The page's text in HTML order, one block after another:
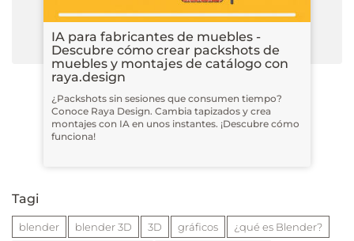
IA para fabricantes de muebles -
Descubre cómo crear packshots de
muebles y montajes de catálogo con
raya.design
¿Packshots sin sesiones que consumen tiempo?
Conoce Raya Design. Cambia tapizados y crea
montajes con IA en unos instantes. ¡Descubre cómo
funciona!
Tagi
blender blender 3D 3D gráficos
¿qué es Blender?